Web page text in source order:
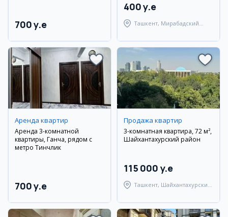
700 y.e
400 y.e
Ташкент, Мирабадский
Аренда квартир
Аренда 3-комнатной
квартиры, Ганча, рядом с
метро Тинчлик
700 y.e
Продажа квартир
3-комнатная квартира, 72 м²,
Шайхантахурский район
115 000 y.e
Ташкент, Шайхантахурский